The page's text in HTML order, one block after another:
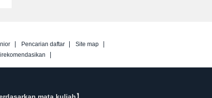
Pencarian daftar
Site map